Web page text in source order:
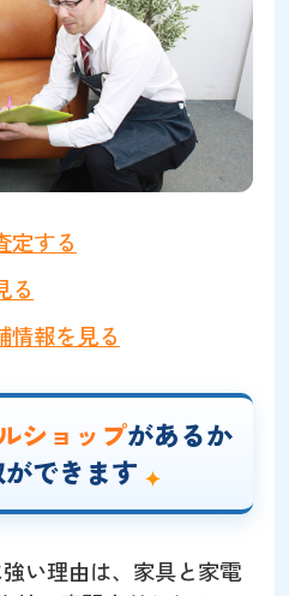
定する
る
情報を見る
ショップがあるか
できます
い理由は、家具と家電